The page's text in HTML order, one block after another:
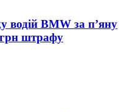
водій BMW за п’яну
грн штрафу